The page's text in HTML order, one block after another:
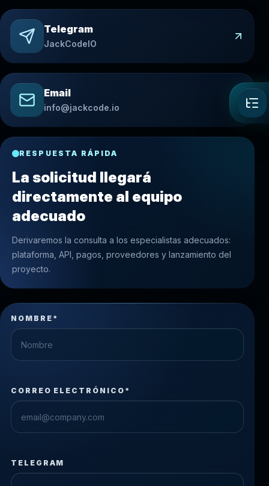
Telegram
JackCodeIO
Email
info@jackcode.io
RESPUESTA RÁPIDA
La solicitud llegará
directamente al equipo
adecuado
Derivaremos la consulta a los especialistas adecuados:
plataforma, API, pagos, proveedores y lanzamiento del
proyecto.
NOMBRE*
CORREO ELECTRÓNICO*
TELEGRAM